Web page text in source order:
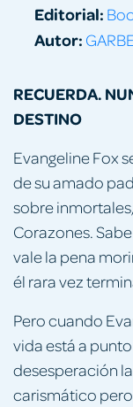
RECUERDA.
DESTINO
Evangeline Fox
de su amado
sobre
Corazones.
vale la pena
él rara vez
Pero cuando
vida está a
desesperación
carismático
Editorial:
Autor: